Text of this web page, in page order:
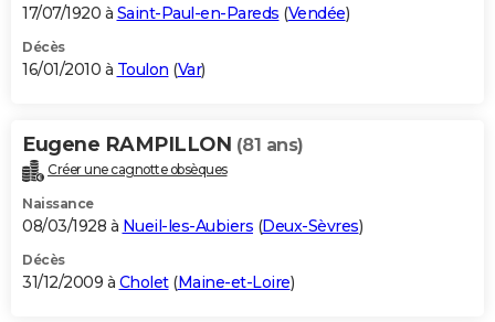
17/07/1920 à Saint-Paul-en-Pareds (Vendée)
Décès
16/01/2010 à Toulon (Var)
Eugene RAMPILLON (81 ans)
Créer une cagnotte obsèques
Naissance
08/03/1928 à Nueil-les-Aubiers (Deux-Sèvres)
Décès
31/12/2009 à Cholet(Maine-et-Loire)